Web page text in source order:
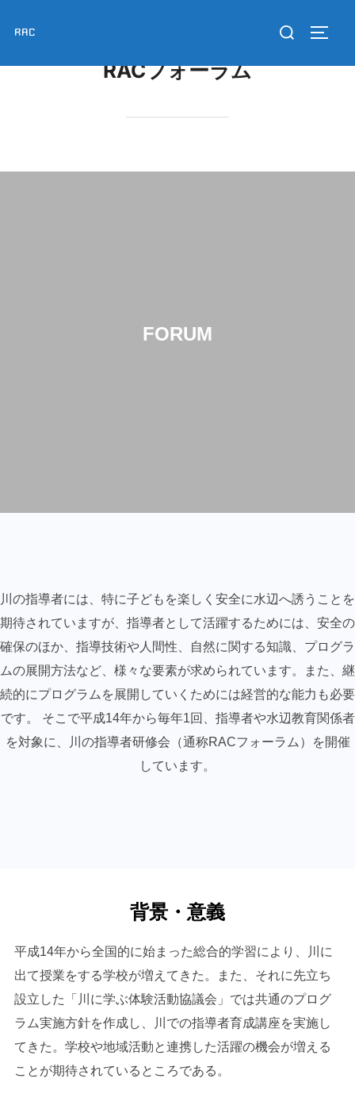
RAC
検
対
RACフォーラム
FORUM
川の指導者には、特に子どもを楽しく安全に水辺へ誘うことを
期待されていますが、指導者として活躍するためには、安全の
確保のほか、指導技術や人間性、自然に関する知識、プログラ
ムの展開方法など、様々な要素が求められています。また、継
続的にプログラムを展開していくためには経営的な能力も必要
です。 そこで平成14年から毎年1回、指導者や水辺教育関係者
を対象に、川の指導者研修会（通称RACフォーラム）を開催
しています。
背景・意義
平成14年から全国的に始まった総合的学習により、川に
出て授業をする学校が増えてきた。また、それに先立ち
設立した「川に学ぶ体験活動協議会」では共通のプログ
ラム実施方針を作成し、川での指導者育成講座を実施し
てきた。学校や地域活動と連携した活躍の機会が増える
ことが期待されているところである。